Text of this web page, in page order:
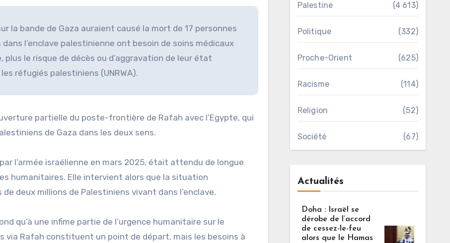
la bande de Gaza auraient causé la mort de 17 personnes
l’enclave palestinienne ont besoin de soins médicaux
le risque de décès ou d’aggravation de leur état
réfugiés palestiniens (UNRWA).
partielle du poste-frontière de Rafah avec l’Egypte, qui
de Gaza dans les deux sens.
l’armée israélienne en mars 2025, était attendu de longue
humanitaires. Elle intervient alors que la situation
deux millions de Palestiniens vivant dans l’enclave.
qu’à une infime partie de l’urgence humanitaire sur le
via Rafah constituent un point de départ, mais les besoins à
Palestine (4 613)
Politique (332)
Proche-Orient (625)
Racisme (114)
Religion (52)
Société (67)
Actualités
Doha : Israël se
dérobe de l’accord
de cessez-le-feu
alors que le Hamas